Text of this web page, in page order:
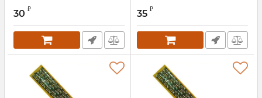
Артикул:
30 ₽ Артикул:
35 ₽